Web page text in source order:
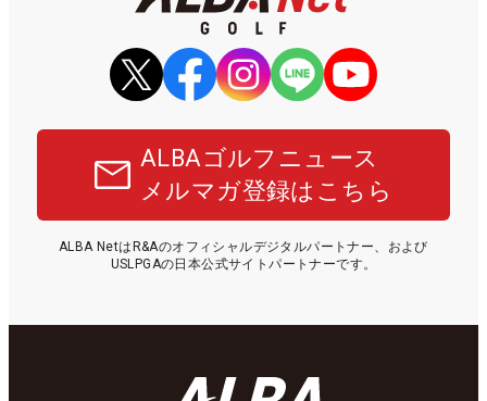
ALBAゴルフニュース
メルマガ登録はこちら
ALBA NetはR&Aのオフィシャルデジタルパートナー、および
USLPGAの日本公式サイトパートナーです。